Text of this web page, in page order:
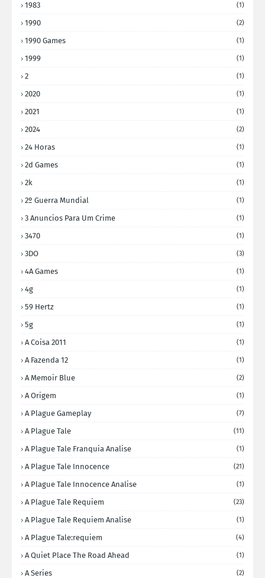
1983 (1)
1990 (2)
1990 Games (1)
1999 (1)
2 (1)
2020 (1)
2021 (1)
2024 (2)
24 Horas (1)
2d Games (1)
2k (1)
2º Guerra Mundial (1)
3 Anuncios Para Um Crime (1)
3470 (1)
3DO (3)
4A Games (1)
4g (1)
59 Hertz (1)
5g (1)
A Coisa 2011 (1)
A Fazenda 12 (1)
A Memoir Blue (2)
A Origem (1)
A Plague Gameplay (7)
A Plague Tale (11)
A Plague Tale Franquia Analise (1)
A Plague Tale Innocence (21)
A Plague Tale Innocence Analise (1)
A Plague Tale Requiem (23)
A Plague Tale Requiem Analise (1)
A Plague Tale:requiem (4)
A Quiet Place The Road Ahead (1)
A Series (2)